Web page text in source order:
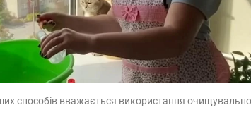
способів вважається використання